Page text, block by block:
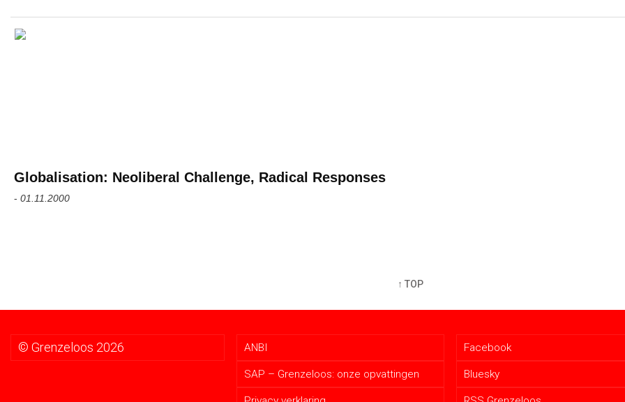
Globalisation: Neoliberal Challenge, Radical Responses
- 01.11.2000
↑ TOP
© Grenzeloos 2026 ANBI
SAP – Grenzeloos: onze opvattingen
Facebook
Bluesky